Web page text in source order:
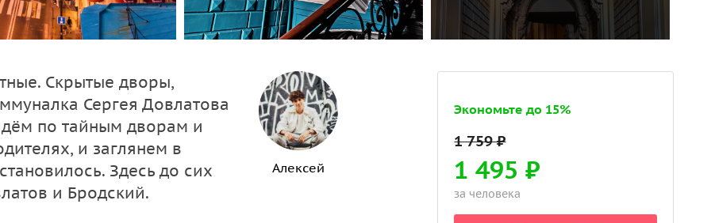
Скрытые дворы,
Сергея Довлатова
по тайным дворам и
и заглянем в
Здесь до сих
и Бродский.
Алексей
Экономьте до 15%
1 495 ₽
за человека